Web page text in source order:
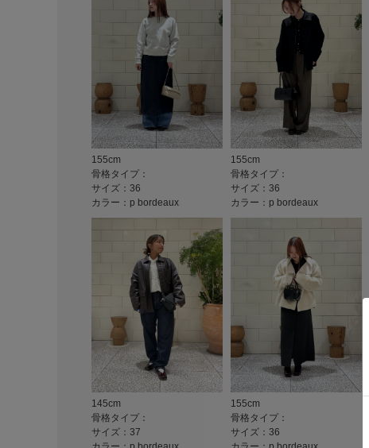
155cm
骨格タイプ：
サイズ：36
カラー：p bordeaux
145cm
骨格タイプ：
サイズ：37
155cm
骨格タイプ：
サイズ：36
カラー：p bordeaux
155cm
骨格タイプ：
サイズ：36